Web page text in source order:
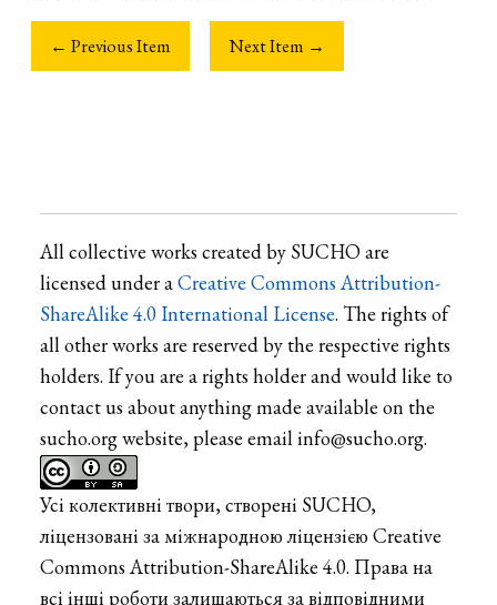
← Previous Item Next Item →
All collective works created by SUCHO are
licensed under aCreative Commons Attribution-
ShareAlike 4.0 International License. The rights of
all other works are reserved by the respective rights
holders. If you are a rights holder and would like to
contact us about anything made available on the
sucho.org website, please email info@sucho.org.
Усі колективні твори, створені SUCHO,
ліцензовані за міжнародною ліцензією Creative
Commons Attribution-ShareAlike 4.0. Права на
всі інші роботи залишаються за відповідними